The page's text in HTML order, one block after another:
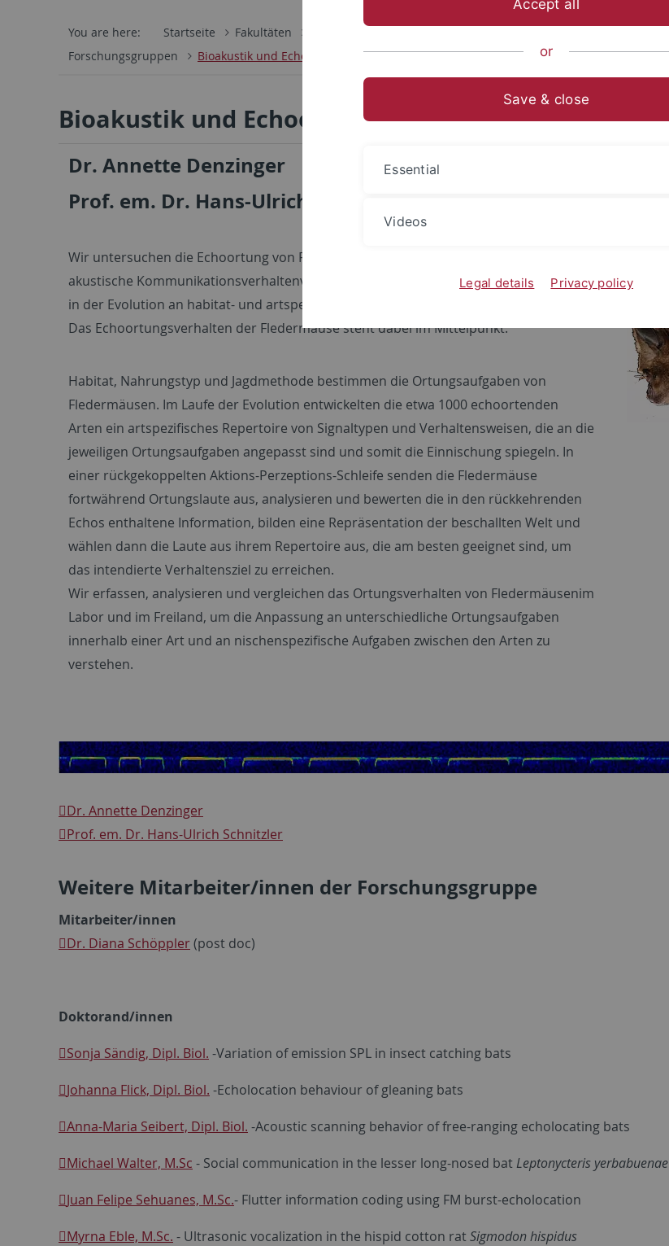
You are here: Startseite Fakultäten
Forschungsgruppen
Bioakustik und Echoortung
Bioakustik und Echoortung
Dr. Annette Denzinger
Prof. em. Dr. Hans-Ulrich Schnitzler
Wir untersuchen die Echoortung von Fledermäusen und Delfinen und das
akustische Kommunikationsverhaltenvon Wirbeltieren mit der Hypothese, dass diese
in der Evolution an habitat- und artspezifische Aufgaben angepasst wurden.
Das Echoortungsverhalten der Fledermäuse steht dabei im Mittelpunkt.
Habitat, Nahrungstyp und Jagdmethode bestimmen die Ortungsaufgaben von
Fledermäusen. Im Laufe der Evolution entwickelten die etwa 1000 echoortenden
Arten ein artspezifisches Repertoire von Signaltypen und Verhaltensweisen, die an die
jeweiligen Ortungsaufgaben angepasst sind und somit die Einnischung spiegeln. In
einer rückgekoppelten Aktions-Perzeptions-Schleife senden die Fledermäuse
fortwährend Ortungslaute aus, analysieren und bewerten die in den rückkehrenden
Echos enthaltene Information, bilden eine Repräsentation der beschallten Welt und
wählen dann die Laute aus ihrem Repertoire aus, die am besten geeignet sind, um
das intendierte Verhaltensziel zu erreichen.
Wir erfassen, analysieren und vergleichen das Ortungsverhalten von Fledermäusenim
Labor und im Freiland, um die Anpassung an unterschiedliche Ortungsaufgaben
innerhalb einer Art und an nischenspezifische Aufgaben zwischen den Arten zu
verstehen.
Dr. Annette Denzinger
Prof. em. Dr. Hans-Ulrich Schnitzler
Weitere Mitarbeiter/innen der Forschungsgruppe
Mitarbeiter/innen
Dr. Diana Schöppler(post doc)
Doktorand/innen
Sonja Sändig, Dipl. Biol. -Variation of emission SPL in insect catching bats
Johanna Flick, Dipl. Biol. -Echolocation behaviour of gleaning bats
Anna-Maria Seibert, Dipl. Biol. -Acoustic scanning behavior of free-ranging echolocating bats
Michael Walter, M.Sc - Social communication in the lesser long-nosed bat Leptonycteris yerbabuenae
Juan Felipe Sehuanes, M.Sc.- Flutter information coding using FM burst-echolocation
Myrna Eble, M.Sc. - Ultrasonic vocalization in the hispid cotton ratSigmodon hispidus
Accept all
or
Save & close
Essential
Videos
Legal details Privacy policy